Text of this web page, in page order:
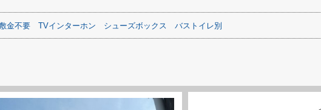
金不要 TVインターホン シューズボックス バストイレ別